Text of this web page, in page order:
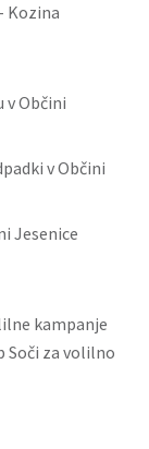
Kozina
v Občini
v Občini
Jesenice
kampanje
Soči za volilno